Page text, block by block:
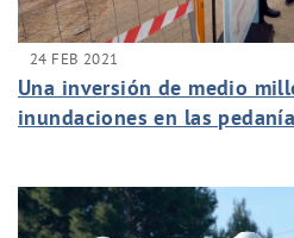
24 FEB 2021
Una inversión de medio
inundaciones en las